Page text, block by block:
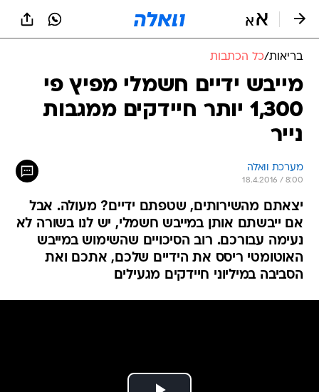
בריאות/כל הכתבות
מייבש ידיים חשמלי מפיץ פי
1,300 יותר חיידקים ממגבות
נייר
מערכת וואלה
18.4.2016 / 8:00
יצאתם מהשירותים, שטפתם ידיים? מעולה. אבל
אם ייבשתם אותן במייבש חשמלי, יש לנו בשורה לא
נעימה עבורכם. רוב הסיכויים שהשימוש במייבש
האוטומטי ריסס את הידיים שלכם, אתכם ואת
הסביבה במיליוני חיידקים מגעילים